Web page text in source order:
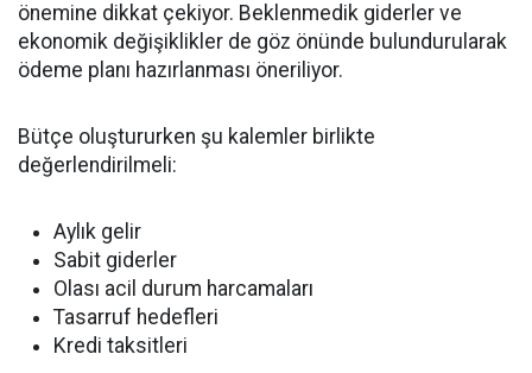
önemine dikkat çekiyor. Beklenmedik giderler ve
ekonomik değişiklikler de göz önünde bulundurularak
ödeme planı hazırlanması öneriliyor.
Bütçe oluştururken şu kalemler birlikte
değerlendirilmeli:
Aylık gelir
Sabit giderler
Olası acil durum harcamaları
Tasarruf hedefleri
Kredi taksitleri